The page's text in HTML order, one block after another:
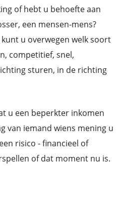
of hebt u behoefte aan
een mensen-mens?
u overwegen welk soort
competitief, snel,
sturen, in de richting
u een beperkter inkomen
van iemand wiens mening u
risico - financieel of
of dat moment nu is.